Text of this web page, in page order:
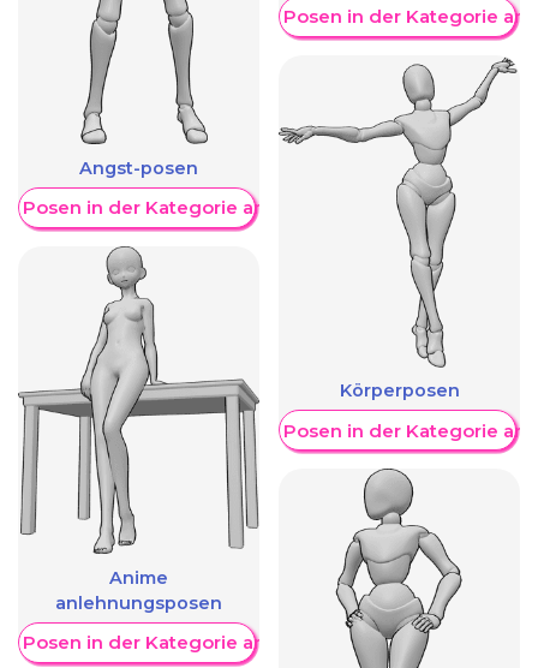
Angst-posen
Posen in der Kategorie anzeigen
Anime
anlehnungsposen
Posen in der Kategorie anzeigen
Weitere Posen in der Kategorie
Körperposen
Weitere Posen in der Kategorie